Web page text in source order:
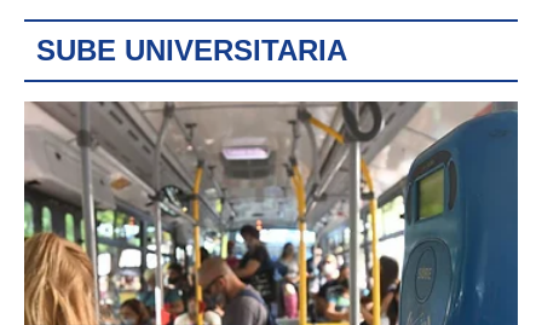
SUBE UNIVERSITARIA